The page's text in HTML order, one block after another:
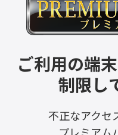
ご利用の端
制限し
不正なアクセ